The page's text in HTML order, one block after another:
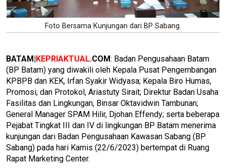
Foto Bersama Kunjungan dari BP Sabang.
BATAM|KEPRIAKTUAL.COM: Badan Pengusahaan Batam
(BP Batam) yang diwakili oleh Kepala Pusat Pengembangan
KPBPB dan KEK, Irfan Syakir Widyasa; Kepala Biro Humas,
Promosi, dan Protokol, Ariastuty Sirait; Direktur Badan Usaha
Fasilitas dan Lingkungan, Binsar Oktavidwin Tambunan;
General Manager SPAM Hilir, Djohan Effendy; serta beberapa
Pejabat Tingkat III dan IV di lingkungan BP Batam menerima
kunjungan dari Badan Pengusahaan Kawasan Sabang (BP
Sabang) pada hari Kamis (22/6/2023) bertempat di Ruang
Rapat Marketing Center.